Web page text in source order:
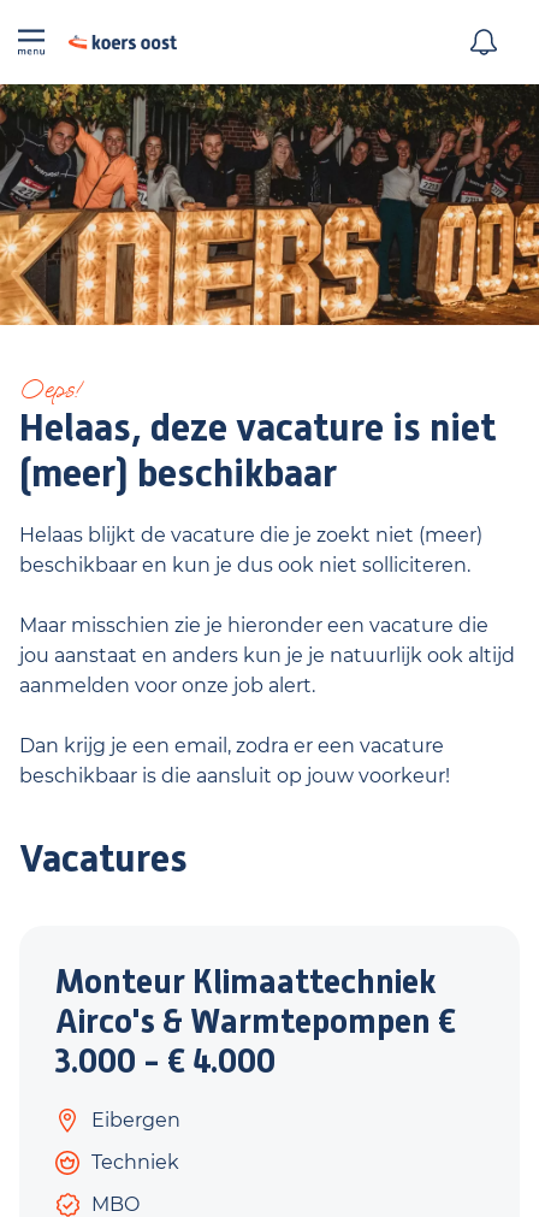
Oeps!
Helaas, deze vacature is niet
(meer) beschikbaar
Helaas blijkt de vacature die je zoekt niet (meer)
beschikbaar en kun je dus ook niet solliciteren.
Maar misschien zie je hieronder een vacature die
jou aanstaat en anders kun je je natuurlijk ook altijd
aanmelden voor onze job alert.
Dan krijg je een email, zodra er een vacature
beschikbaar is die aansluit op jouw voorkeur!
Vacatures
Monteur Klimaattechniek
Airco's & Warmtepompen €
3.000 - € 4.000
Eibergen
Techniek
MBO